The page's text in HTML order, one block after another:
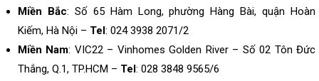
Miền Bắc: Số 65 Hàm Long, phường Hàng Bài, quận Hoàn
Kiếm, Hà Nội – Tel: 024 3938 2071/2
Miền Nam: VIC22 – Vinhomes Golden River – Số 02 Tôn Đức
Thắng, Q.1, TP.HCM – Tel: 028 3848 9565/6